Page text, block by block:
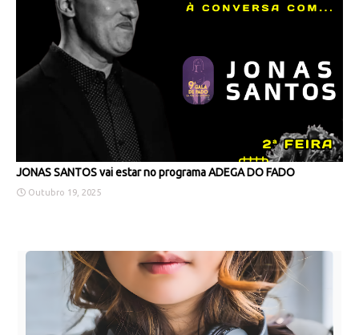
JONAS SANTOS vai estar no programa ADEGA DO FADO
Outubro 19, 2025